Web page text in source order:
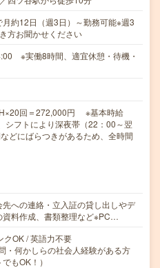
約12日（週3日）～勤務可能※週3
方お聞かせください
※実働8時間、適宜休憩・待機・
回＝272,000円 ※基本時給
シフトにより深夜帯（22：00～翌
どにばらつきがあるため、全時間
先への連絡・立入証の貸し出しやデ
資料作成、書類整理など※PC…
クOK / 英語力不要
・何かしらの社会人経験がある方
もOK！）